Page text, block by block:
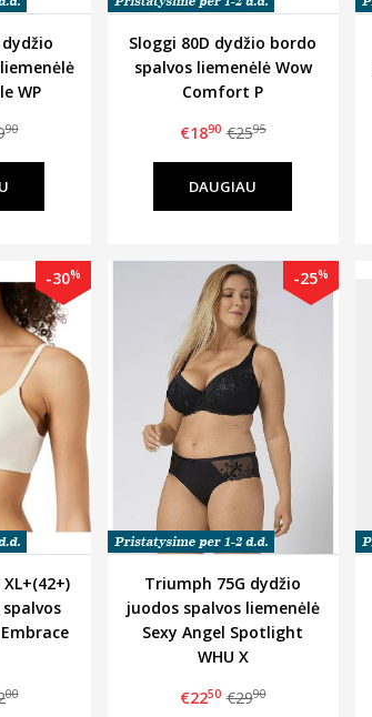
WP
90
Sloggi 80D dydžio bordo
spalvos liemenėlė Wow
Comfort P
€1890 €2595
DAUGIAU
-30%
00
-25%
Triumph 75G dydžio
juodos spalvos liemenėlė
Sexy Angel Spotlight
WHU X
€2250 €2990